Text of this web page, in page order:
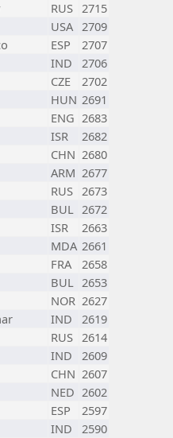
RUS 2715
USA 2709
ESP
2707
IND
2706
CZE
2702
HUN 2691
ENG 2683
ISR
2682
CHN 2680
ARM 2677
RUS 2673
BUL 2672
ISR
2663
MDA 2661
FRA
2658
BUL 2653
NOR 2627
IND
2619
RUS 2614
IND
2609
CHN 2607
NED 2602
ESP
2597
IND
2590